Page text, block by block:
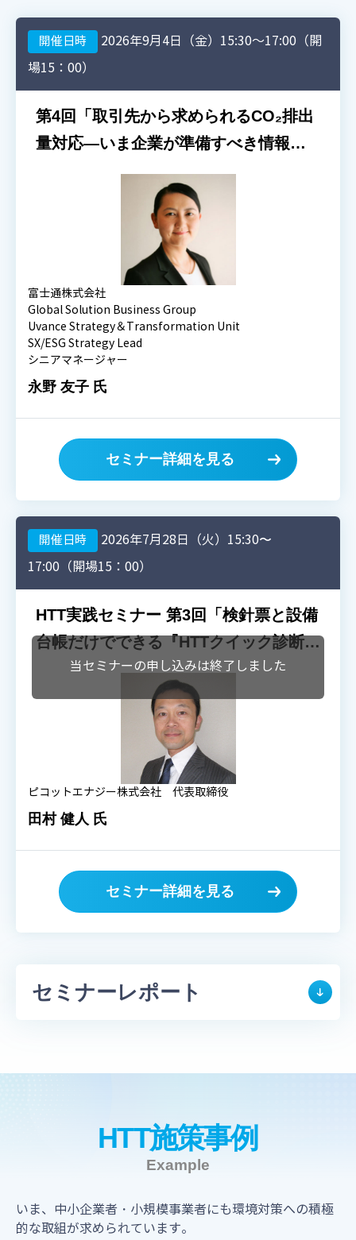
開催日時
2026年9月4日（金）15:30～17:00（開
場15：00）
第4回「取引先から求められるCO₂排出
量対応―いま企業が準備すべき情報整
理とデジタル化」
富士通株式会社
Global Solution Business Group
Uvance Strategy＆Transformation Unit
SX/ESG Strategy Lead
シニアマネージャー
永野 友子 氏
セミナー詳細を見る
当セミナーの申し込みは終了しました
開催日時
2026年7月28日（火）15:30〜
17:00（開場15：00）
HTT実践セミナー 第3回「検針票と設備
台帳だけでできる『HTTクイック診断』
ワークショップ」
ピコットエナジー株式会社 代表取締役
田村 健人 氏
セミナー詳細を見る
セミナーレポート
HTT施策事例
Example
いま、中小企業者・小規模事業者にも環境対策への積極
的な取組が求められています。